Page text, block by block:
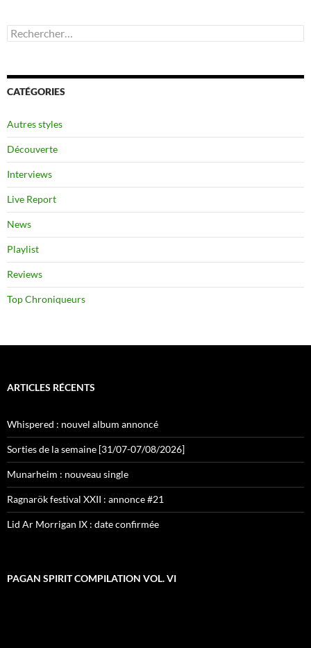
Rechercher :
CATÉGORIES
Autres styles
Découverte
Interviews
Live Report
News
Playlist
Reviews
Top Chroniqueurs
ARTICLES RÉCENTS
Whispered : nouvel album annoncé
Sorties de la semaine [31/07-07/08/2026]
Munarheim : nouveau single
Ragnarök festival XXII : annonce #21
Lid Ar Morrigan IX : date confirmée
PAGAN SPIRIT COMPILATION VOL. VI